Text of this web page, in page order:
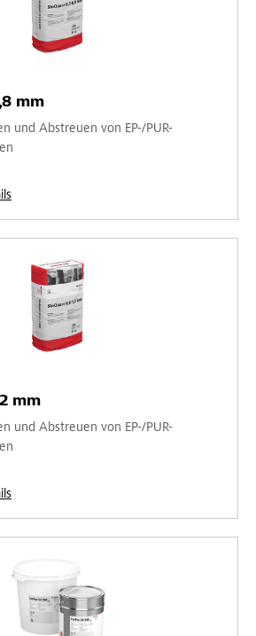
mm
und Abstreuen von EP-/PUR-
mm
und Abstreuen von EP-/PUR-